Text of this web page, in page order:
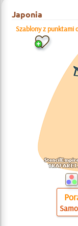
Japonia
Szablony z punktami